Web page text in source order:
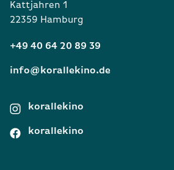
Kattjahren 1
22359 Hamburg
+49 40 64 20 89 39
info@korallekino.de
korallekino
korallekino